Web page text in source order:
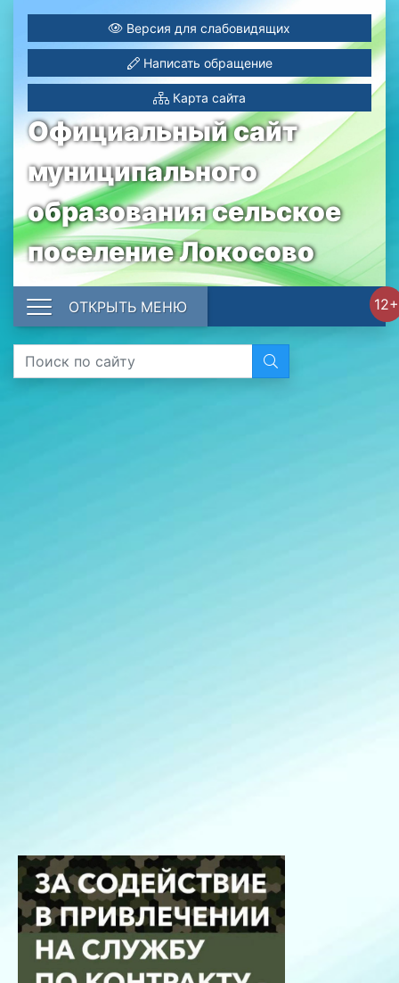
Официальный сайт
муниципального
образования сельское
поселение Локосово
Версия для слабовидящих
Написать обращение
Карта сайта
12+
ОТКРЫТЬ МЕНЮ